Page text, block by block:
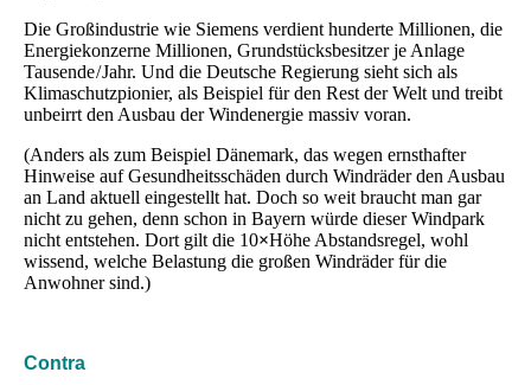
Die Großindustrie wie Siemens verdient hunderte Millionen, die
Energiekonzerne Millionen, Grundstücksbesitzer je Anlage
Tausende / Jahr. Und die Deutsche Regierung sieht sich als
Klimaschutzpionier, als Beispiel für den Rest der Welt und treibt
unbeirrt den Ausbau der Windenergie massiv voran.
(Anders als zum Beispiel Dänemark, das wegen ernsthafter
Hinweise auf Gesundheitsschäden durch Windräder den Ausbau
an Land aktuell eingestellt hat. Doch so weit braucht man gar
nicht zu gehen, denn schon in Bayern würde dieser Windpark
nicht entstehen. Dort gilt die 10×Höhe Abstandsregel, wohl
wissend, welche Belastung die großen Windräder für die
Anwohner sind.)
Contra